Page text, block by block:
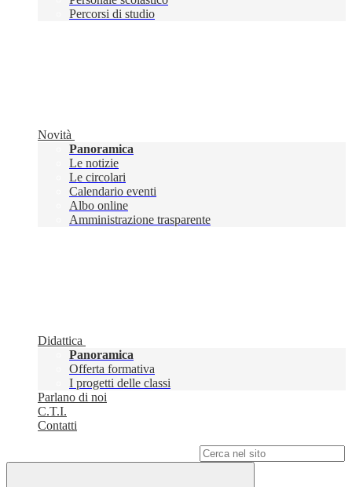
Percorsi di studio
Novità
Panoramica
Le notizie
Le circolari
Calendario eventi
Albo online
Amministrazione trasparente
Didattica
Panoramica
Offerta formativa
I progetti delle classi
Parlano di noi
C.T.I.
Contatti